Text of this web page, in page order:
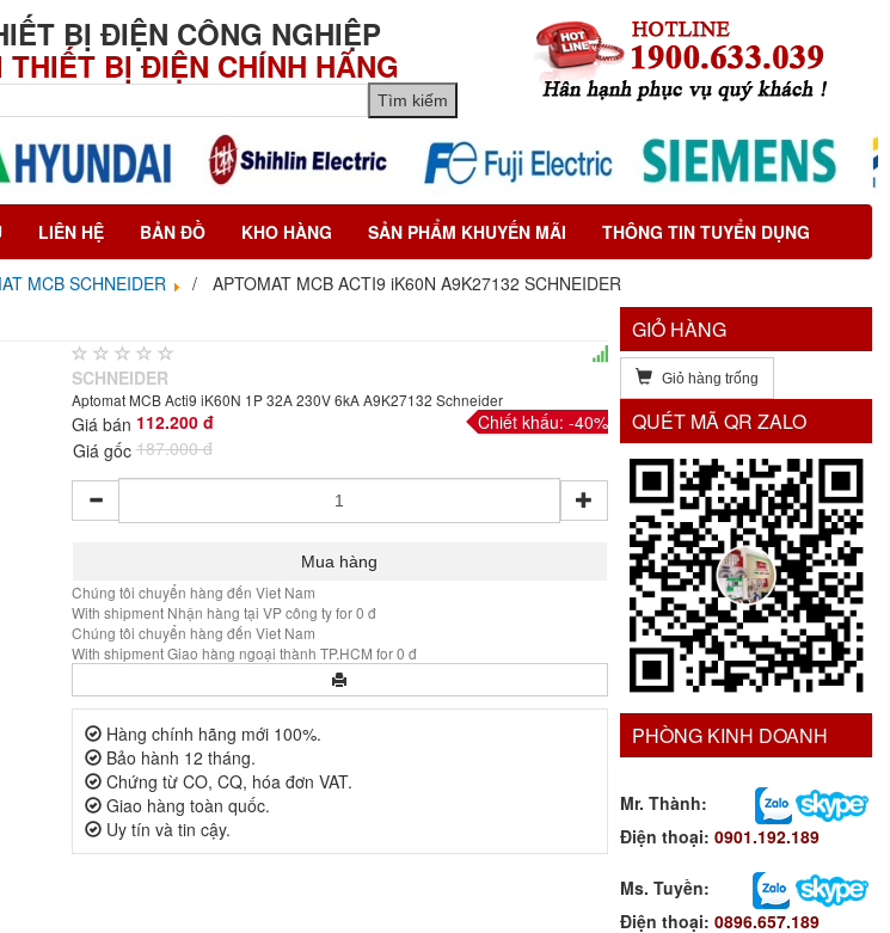
BỊ ĐIỆN CÔNG NGHIỆP
THIẾT BỊ ĐIỆN CHÍNH HÃNG
LIÊN HỆ BẢN ĐỒ KHO HÀNG SẢN PHẨM KHUYẾN MÃI THÔNG TIN TUYỂN DỤNG
MCB SCHNEIDER APTOMAT MCB ACTI9 iK60N A9K27132 SCHNEIDER
SCHNEIDER
Aptomat MCB Acti9 iK60N 1P 32A 230V 6kA A9K27132 Schneider
Giá bán 112.200 đ
Giá gốc 187.000 đ
Chiết khấu: -40%
Chúng tôi chuyển hàng đến Viet Nam
With shipment Nhận hàng tại VP công ty for 0 đ
Chúng tôi chuyển hàng đến Viet Nam
With shipment Giao hàng ngoại thành TP.HCM for 0 đ
Hàng chính hãng mới 100%.
Bảo hành 12 tháng.
Chứng từ CO, CQ, hóa đơn VAT.
Giao hàng toàn quốc.
Uy tín và tin cậy.
GIỎ HÀNG
Giỏ hàng trống
QUÉT MÃ QR ZALO
PHÒNG KINH DOANH
Mr. Thành:
Điện thoại:0901.192.189
Ms. Tuyền:
Điện thoại:0896.657.189